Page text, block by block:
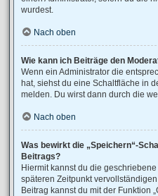
wurdest.
Nach oben
Wie kann ich Beiträge den
Wenn ein Administrator die
hat, siehst du eine Schaltfläche in
melden. Du wirst dann durch die
Nach oben
Was bewirkt die „Speichern“-
Beitrags?
Hiermit kannst du die
späteren Zeitpunkt
Beitrag kannst du mit der Funktion